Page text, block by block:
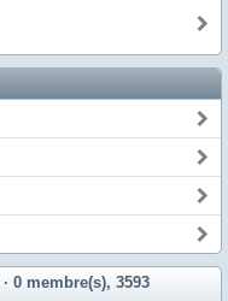
· 0 membre(s), 3593